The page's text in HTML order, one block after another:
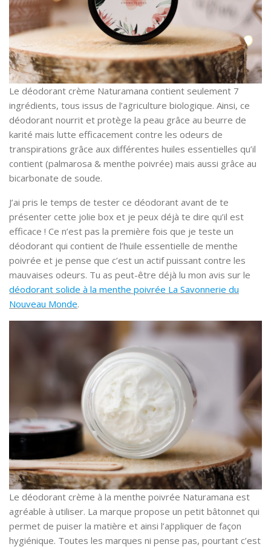
Le déodorant crème Naturamana contient seulement 7
ingrédients, tous issus de l’agriculture biologique. Ainsi, ce
déodorant nourrit et protège la peau grâce au beurre de
karité mais lutte efficacement contre les odeurs de
transpirations grâce aux différentes huiles essentielles qu’il
contient (palmarosa & menthe poivrée) mais aussi grâce au
bicarbonate de soude.
J’ai pris le temps de tester ce déodorant avant de te
présenter cette jolie box et je peux déjà te dire qu’il est
efficace ! Ce n’est pas la première fois que je teste un
déodorant qui contient de l’huile essentielle de menthe
poivrée et je pense que c’est un actif puissant contre les
mauvaises odeurs. Tu as peut-être déjà lu mon avis sur le
déodorant solide à la menthe poivrée La Savonnerie du
Nouveau Monde.
Le déodorant crème à la menthe poivrée Naturamana est
agréable à utiliser. La marque propose un petit bâtonnet qui
permet de puiser la matière et ainsi l’appliquer de façon
hygiénique. Toutes les marques ni pense pas, pourtant c’est